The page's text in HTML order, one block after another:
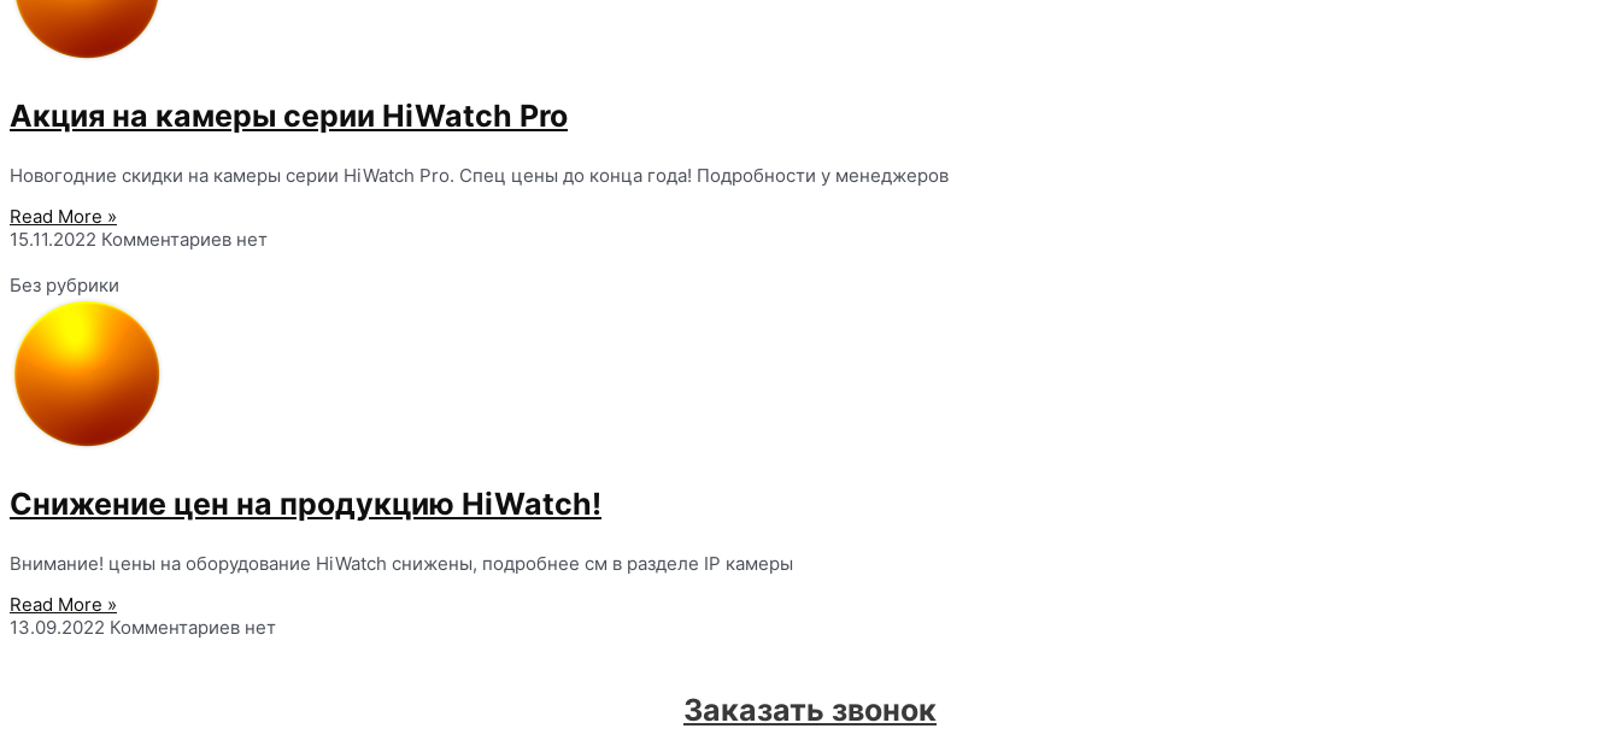
Акция на камеры серии HiWatch Pro
Новогодние скидки на камеры серии HiWatch Pro. Спец цены до конца года! Подробности у менеджеров
Read More »
15.11.2022 Комментариев нет
Без рубрики
Снижение цен на продукцию HiWatch!
Внимание! цены на оборудование HiWatch снижены, подробнее см в разделе IP камеры
Read More »
13.09.2022 Комментариев нет
Заказать звонок